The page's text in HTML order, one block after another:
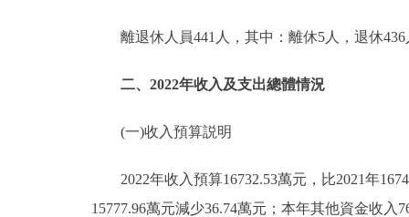
離退休人員441人，其中：離休5人，退休436
二、2022年收入及支出總體情況
(一)收入預算説明
2022年收入預算16732.53萬元，比2021年
15777.96萬元減少36.74萬元；本年其他資金收